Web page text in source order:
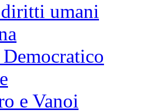
diritti umani
e Vanoi